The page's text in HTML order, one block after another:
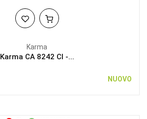
Karma
Karma CA 8242 CI -...
NUOVO